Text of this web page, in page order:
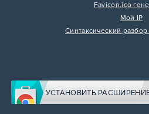
Favicon.ico
Мой IP
Синтаксический
УСТАНОВИТЬ